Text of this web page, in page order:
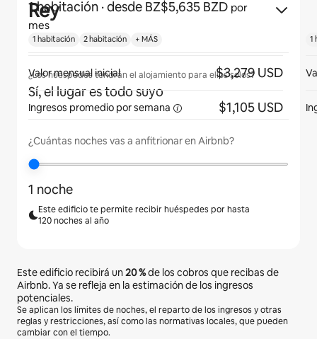
1 habitación · desde BZ$5,635 BZD por
mes
¿Los huéspedes tendrán el alojamiento para ellos solos?
Sí, el lugar es todo suyo
¿Cuántas noches vas a anfitrionar en Airbnb?
1 noche
Este edificio te permite recibir huéspedes por hasta
120 noches al año
Este edificio recibirá un20 %de los cobros que recibas de
Airbnb. Ya se refleja en la estimación de los ingresos
potenciales.
Se aplican los límites de noches, el reparto de los ingresos y otras
reglas y restricciones, así como las normativas locales, que pueden
cambiar con el tiempo.
Rey
1 habitación 2 habitación + MÁS
Valor mensual inicial $3,279 USD
Ingresos promedio por semana $1,105 USD
1